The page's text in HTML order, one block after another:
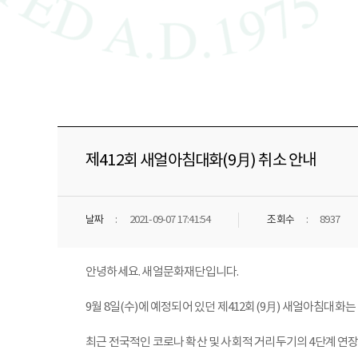
제412회 새얼아침대화(9月) 취소 안내
날짜 2021-09-07 17:41:54 조회수 8937
안녕하세요. 새얼문화재단입니다.
9월 8일(수)에 예정되어 있던 제412회(9月) 새얼아침대화는
최근 전국적인 코로나 확산 및 사회적 거리두기의 4단계 연